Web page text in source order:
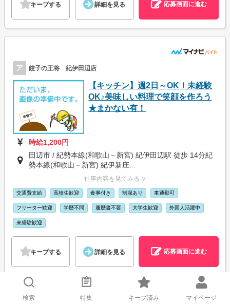
キープする 詳細を見る 応募画面に進む
ア 餃子の王将 紀伊田辺店
【キッチン】週2日～OK！未経験
OK♪美味しい料理で笑顔を作ろう
★まかない有！
時給1,200円
田辺市 / 紀勢本線(和歌山－新宮) 紀伊田辺駅 徒歩 14分紀
勢本線(和歌山－新宮) 紀伊新庄...
仕事内容を見てみる ∨
交通費支給 高校生歓迎 食事付き 制服あり 車通勤可
フリーター歓迎 学歴不問 履歴書不要 大学生歓迎 外国人活躍中
未経験歓迎
キープする 詳細を見る 応募画面に進む
検索 特集 キープ済み マイページ